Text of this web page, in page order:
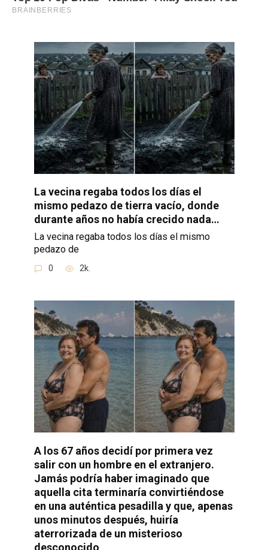
La vecina regaba todos los días el
mismo pedazo de tierra vacío, donde
durante años no había crecido nada…
La vecina regaba todos los días el mismo
pedazo de
0 2k.
A los 67 años decidí por primera vez
salir con un hombre en el extranjero.
Jamás podría haber imaginado que
aquella cita terminaría convirtiéndose
en una auténtica pesadilla y que, apenas
unos minutos después, huiría
aterrorizada de un misterioso
desconocido